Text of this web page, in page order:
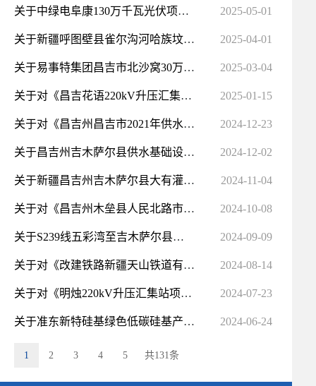
关于中绿电阜康130万千瓦光伏项目水土保持方案报告书的批复 2025-05-01
关于新疆呼图壁县雀尔沟河哈族坟3号桥至乌伊公路桥段中小河流治理项目水土保持方案报告书的批复 2025-04-01
关于易事特集团昌吉市北沙窝30万千瓦光储一体化低碳园区转型新能源项目水土保持方案报告书的批复 2025-03-04
关于对《昌吉花语220kV升压汇集站项目洪水影响评价报告》的批复 2025-01-15
关于对《昌吉州昌吉市2021年供水管网建设 项目水土保持方案报告书》的批复 2024-12-23
关于昌吉州吉木萨尔县供水基础设施建设项目水土保持方案报告书的批复 2024-12-02
关于新疆昌吉州吉木萨尔县大有灌区续建配套与节水改造项目水土保持方案报告书的批复 2024-11-04
关于对《昌吉州木垒县人民北路市政道路设施建设项目水土保持方案报告书》的批复 2024-10-08
关于S239线五彩湾至吉木萨尔县公路改扩建项目水土保持方案报告书的批复 2024-09-09
关于对《改建铁路新疆天山铁道有限责任公司将军庙至黑山铁路专用线新增二线及电器化改造工程洪水影响评价... 2024-08-14
关于对《明烛220kV升压汇集站项目洪水影响评价报告》的批复 2024-07-23
关于准东新特硅基绿色低碳硅基产业园区示范项目（200万千瓦风电项目）水土保持方案报告书的批复 2024-06-24
1 2 3 4 5 共131条